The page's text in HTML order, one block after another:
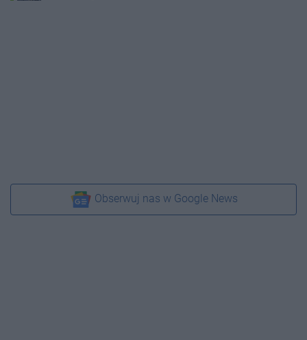
Obserwuj nas w Google News